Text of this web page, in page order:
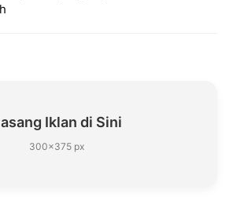
Iklan di Sini
300×375 px